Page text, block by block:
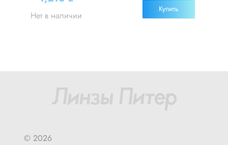
Нет в наличии
Купить
© 2026